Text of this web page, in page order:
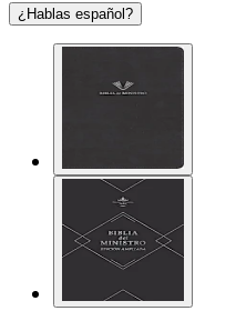
¿Hablas español?